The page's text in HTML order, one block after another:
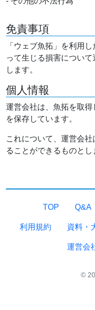
免責事項
「ウェブ魚拓」を利用
って生じる損害につい
します。
個人情報
運営会社は、魚拓を取
を保存しています。
これについて、運営会
ることができるものとし
TOP Q&A
利用規約 資料・
運営会
©